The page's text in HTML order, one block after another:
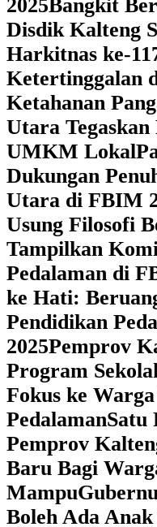
2025‎Bangkit
Disdik Kalteng
Harkitnas ke-
Ketertinggalan
Ketahanan
Utara
UMKM Lokal
Dukungan
Utara di FBIM
Usung Filosofi
Tampilkan
Pedalaman di
ke Hati:
Pendidikan
2025‎Pemprov
Program
Fokus ke
Pedalaman‎Satu
Pemprov
Baru Bagi
Mampu
Boleh Ada